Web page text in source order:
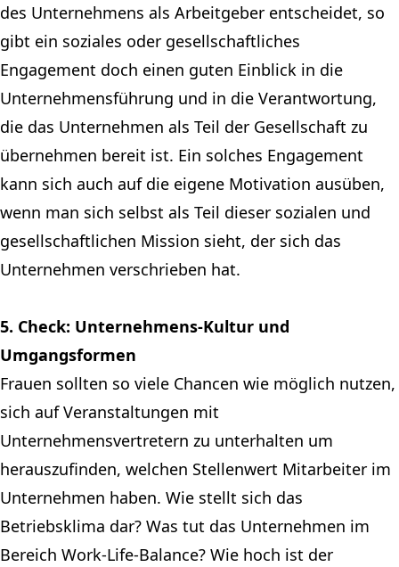
des Unternehmens als Arbeitgeber entscheidet, so
gibt ein soziales oder gesellschaftliches
Engagement doch einen guten Einblick in die
Unternehmensführung und in die Verantwortung,
die das Unternehmen als Teil der Gesellschaft zu
übernehmen bereit ist. Ein solches Engagement
kann sich auch auf die eigene Motivation ausüben,
wenn man sich selbst als Teil dieser sozialen und
gesellschaftlichen Mission sieht, der sich das
Unternehmen verschrieben hat.
5. Check: Unternehmens-Kultur und
Umgangsformen
Frauen sollten so viele Chancen wie möglich nutzen,
sich auf Veranstaltungen mit
Unternehmensvertretern zu unterhalten um
herauszufinden, welchen Stellenwert Mitarbeiter im
Unternehmen haben. Wie stellt sich das
Betriebsklima dar? Was tut das Unternehmen im
Bereich Work-Life-Balance? Wie hoch ist der